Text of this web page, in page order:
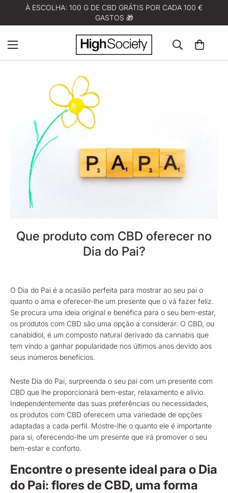
À ESCOLHA: 100 G DE CBD GRÁTIS POR CADA 100 €
GASTOS 🎁
Que produto com CBD oferecer no
Dia do Pai?
O Dia do Pai é a ocasião perfeita para mostrar ao seu pai o
quanto o ama e oferecer-lhe um presente que o vá fazer feliz.
Se procura uma ideia original e benéfica para o seu bem-estar,
os produtos com CBD são uma opção a considerar. O CBD, ou
canabidiol, é um composto natural derivado da cannabis que
tem vindo a ganhar popularidade nos últimos anos devido aos
seus inúmeros benefícios.
Neste Dia do Pai, surpreenda o seu pai com um presente com
CBD que lhe proporcionará bem-estar, relaxamento e alívio.
Independentemente das suas preferências ou necessidades,
os produtos com CBD oferecem uma variedade de opções
adaptadas a cada perfil. Mostre-lhe o quanto ele é importante
para si, oferecendo-lhe um presente que irá promover o seu
bem-estar e conforto.
Encontre o presente ideal para o Dia
do Pai: flores de CBD, uma forma